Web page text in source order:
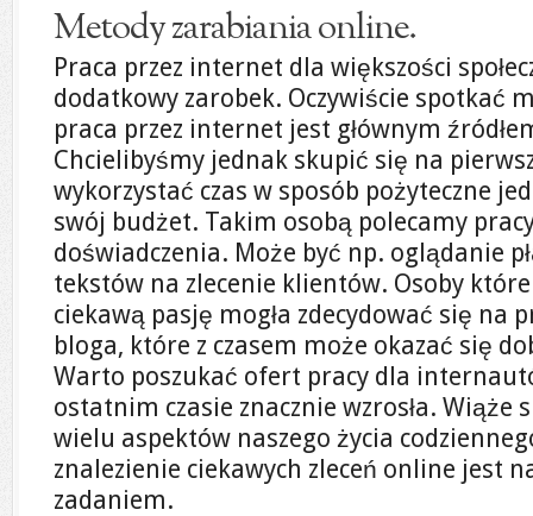
Metody zarabiania online.
Praca przez internet dla większości
dodatkowy zarobek. Oczywiście spotkać
praca przez internet jest głównym
Chcielibyśmy jednak skupić się na
wykorzystać czas w sposób pożyteczne
swój budżet. Takim osobą polecamy
doświadczenia. Może być np. oglądanie
tekstów na zlecenie klientów. Osoby
ciekawą pasję mogła zdecydować się na
bloga, które z czasem może okazać się
Warto poszukać ofert pracy dla
ostatnim czasie znacznie wzrosła. Wiąże
wielu aspektów naszego życia
znalezienie ciekawych zleceń online jest
zadaniem.